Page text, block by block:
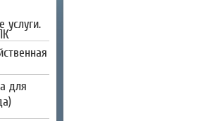
услуги.
для